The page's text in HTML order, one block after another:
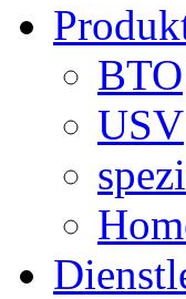
BTO
USV